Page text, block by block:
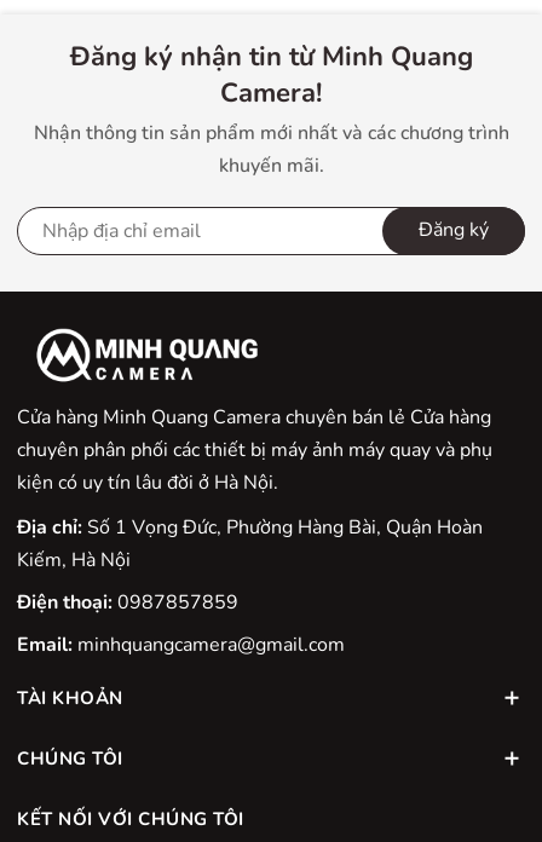
Đăng ký nhận tin từ Minh Quang
Camera!
Nhận thông tin sản phẩm mới nhất và các chương trình
khuyến mãi.
Đăng ký
Cửa hàng Minh Quang Camera chuyên bán lẻ Cửa hàng
chuyên phân phối các thiết bị máy ảnh máy quay và phụ
kiện có uy tín lâu đời ở Hà Nội.
Địa chỉ:Số 1 Vọng Đức, Phường Hàng Bài, Quận Hoàn
Kiếm, Hà Nội
Điện thoại:0987857859
Email: minhquangcamera@gmail.com
TÀI KHOẢN
CHÚNG TÔI
KẾT NỐI VỚI CHÚNG TÔI